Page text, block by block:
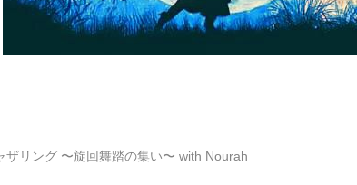
ザリング 〜旋回舞踏の集い〜 with Nourah